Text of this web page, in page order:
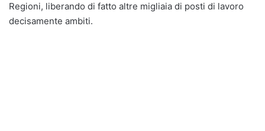
Regioni, liberando di fatto altre migliaia di posti di lavoro
decisamente ambiti.